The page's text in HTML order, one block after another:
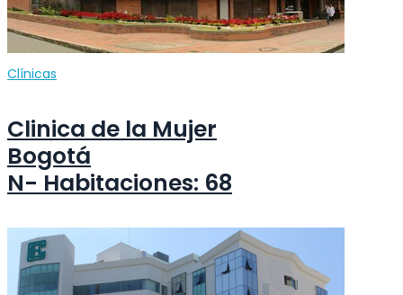
Clínicas
Clinica de la Mujer
Bogotá
N- Habitaciones: 68